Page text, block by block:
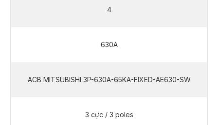
4
630A
ACB MITSUBISHI 3P-630A-65KA-FIXED-AE630-SW
3 cực / 3 poles